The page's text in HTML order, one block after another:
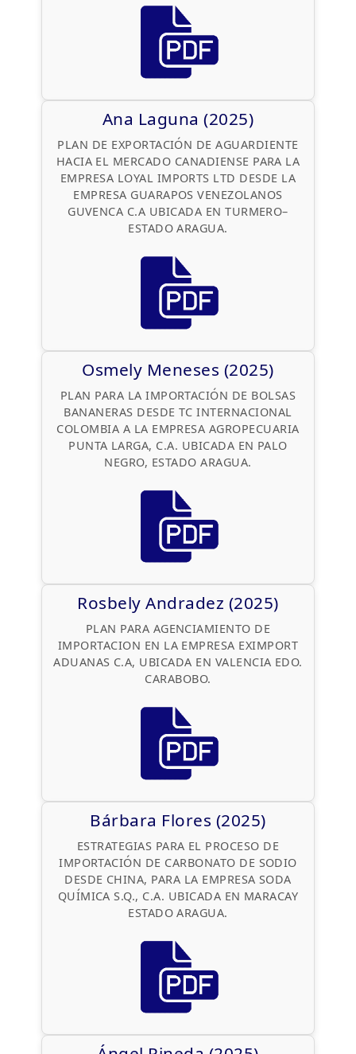
Ana Laguna (2025)
PLAN DE EXPORTACIÓN DE AGUARDIENTE
HACIA EL MERCADO CANADIENSE PARA LA
EMPRESA LOYAL IMPORTS LTD DESDE LA
EMPRESA GUARAPOS VENEZOLANOS
GUVENCA C.A UBICADA EN TURMERO–
ESTADO ARAGUA.
Osmely Meneses (2025)
PLAN PARA LA IMPORTACIÓN DE BOLSAS
BANANERAS DESDE TC INTERNACIONAL
COLOMBIA A LA EMPRESA AGROPECUARIA
PUNTA LARGA, C.A. UBICADA EN PALO
NEGRO, ESTADO ARAGUA.
Rosbely Andradez (2025)
PLAN PARA AGENCIAMIENTO DE
IMPORTACION EN LA EMPRESA EXIMPORT
ADUANAS C.A, UBICADA EN VALENCIA EDO.
CARABOBO.
Bárbara Flores (2025)
ESTRATEGIAS PARA EL PROCESO DE
IMPORTACIÓN DE CARBONATO DE SODIO
DESDE CHINA, PARA LA EMPRESA SODA
QUÍMICA S.Q., C.A. UBICADA EN MARACAY
ESTADO ARAGUA.